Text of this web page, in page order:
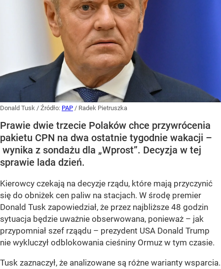
Donald Tusk / Źródło: PAP / Radek Pietruszka
Prawie dwie trzecie Polaków chce przywrócenia
pakietu CPN na dwa ostatnie tygodnie wakacji –
wynika z sondażu dla „Wprost”. Decyzja w tej
sprawie lada dzień.
Kierowcy czekają na decyzje rządu, które mają przyczynić
się do obniżek cen paliw na stacjach. W środę premier
Donald Tusk zapowiedział, że przez najbliższe 48 godzin
sytuacja będzie uważnie obserwowana, ponieważ – jak
przypomniał szef rząądu – prezydent USA Donald Trump
nie wykluczył odblokowania cieśniny Ormuz w tym czasie.
Tusk zaznaczył, że analizowane są różne warianty wsparcia.